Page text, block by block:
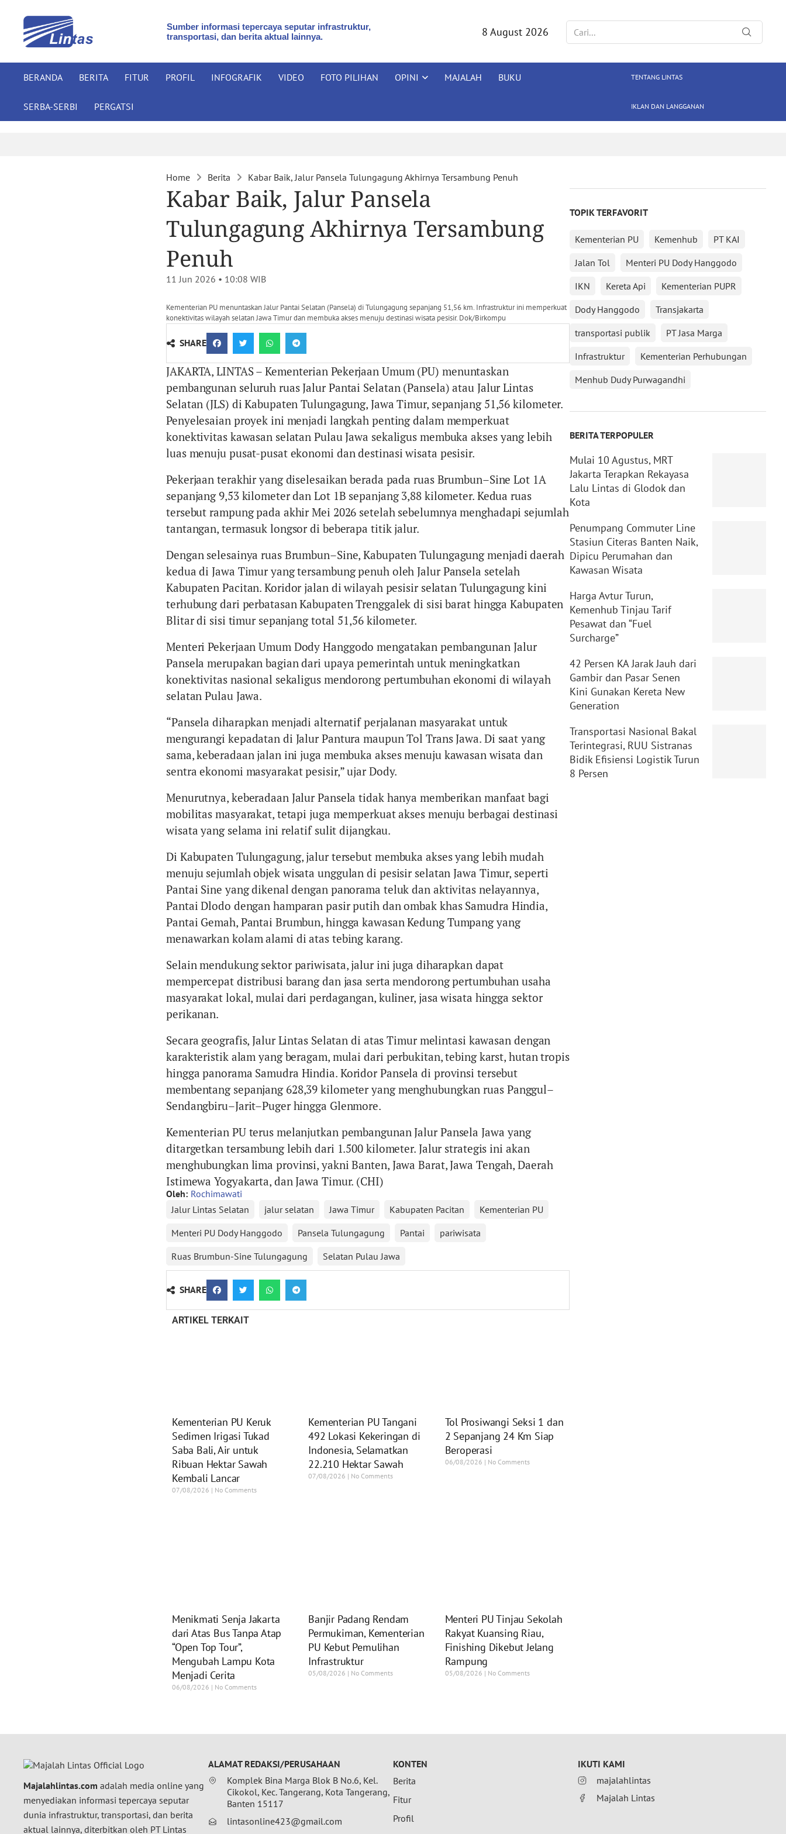
Sumber informasi tepercaya seputar infrastruktur,
transportasi, dan berita aktual lainnya.
8 August 2026
BERANDA BERITA FITUR PROFIL INFOGRAFIK VIDEO FOTO PILIHAN OPINI MAJALAH BUKU
SERBA-SERBI PERGATSI
TENTANG LINTAS
IKLAN DAN LANGGANAN
Home Berita Kabar Baik, Jalur Pansela Tulungagung Akhirnya Tersambung Penuh
Kabar Baik, Jalur Pansela
Tulungagung Akhirnya Tersambung
Penuh
11 Jun 2026 • 10:08 WIB
Kementerian PU menuntaskan Jalur Pantai Selatan (Pansela) di Tulungagung sepanjang 51,56 km. Infrastruktur ini memperkuat
konektivitas wilayah selatan Jawa Timur dan membuka akses menuju destinasi wisata pesisir. Dok/Birkompu
SHARE
JAKARTA, LINTAS – Kementerian Pekerjaan Umum (PU) menuntaskan
pembangunan seluruh ruas Jalur Pantai Selatan (Pansela) atau Jalur Lintas
Selatan (JLS) di Kabupaten Tulungagung, Jawa Timur, sepanjang 51,56 kilometer.
Penyelesaian proyek ini menjadi langkah penting dalam memperkuat
konektivitas kawasan selatan Pulau Jawa sekaligus membuka akses yang lebih
luas menuju pusat-pusat ekonomi dan destinasi wisata pesisir.
Pekerjaan terakhir yang diselesaikan berada pada ruas Brumbun–Sine Lot 1A
sepanjang 9,53 kilometer dan Lot 1B sepanjang 3,88 kilometer. Kedua ruas
tersebut rampung pada akhir Mei 2026 setelah sebelumnya menghadapi sejumlah
tantangan, termasuk longsor di beberapa titik jalur.
Dengan selesainya ruas Brumbun–Sine, Kabupaten Tulungagung menjadi daerah
kedua di Jawa Timur yang tersambung penuh oleh Jalur Pansela setelah
Kabupaten Pacitan. Koridor jalan di wilayah pesisir selatan Tulungagung kini
terhubung dari perbatasan Kabupaten Trenggalek di sisi barat hingga Kabupaten
Blitar di sisi timur sepanjang total 51,56 kilometer.
Menteri Pekerjaan Umum Dody Hanggodo mengatakan pembangunan Jalur
Pansela merupakan bagian dari upaya pemerintah untuk meningkatkan
konektivitas nasional sekaligus mendorong pertumbuhan ekonomi di wilayah
selatan Pulau Jawa.
“Pansela diharapkan menjadi alternatif perjalanan masyarakat untuk
mengurangi kepadatan di Jalur Pantura maupun Tol Trans Jawa. Di saat yang
sama, keberadaan jalan ini juga membuka akses menuju kawasan wisata dan
sentra ekonomi masyarakat pesisir,” ujar Dody.
Menurutnya, keberadaan Jalur Pansela tidak hanya memberikan manfaat bagi
mobilitas masyarakat, tetapi juga memperkuat akses menuju berbagai destinasi
wisata yang selama ini relatif sulit dijangkau.
Di Kabupaten Tulungagung, jalur tersebut membuka akses yang lebih mudah
menuju sejumlah objek wisata unggulan di pesisir selatan Jawa Timur, seperti
Pantai Sine yang dikenal dengan panorama teluk dan aktivitas nelayannya,
Pantai Dlodo dengan hamparan pasir putih dan ombak khas Samudra Hindia,
Pantai Gemah, Pantai Brumbun, hingga kawasan Kedung Tumpang yang
menawarkan kolam alami di atas tebing karang.
Selain mendukung sektor pariwisata, jalur ini juga diharapkan dapat
mempercepat distribusi barang dan jasa serta mendorong pertumbuhan usaha
masyarakat lokal, mulai dari perdagangan, kuliner, jasa wisata hingga sektor
perikanan.
Secara geografis, Jalur Lintas Selatan di atas Timur melintasi kawasan dengan
karakteristik alam yang beragam, mulai dari perbukitan, tebing karst, hutan tropis
hingga panorama Samudra Hindia. Koridor Pansela di provinsi tersebut
membentang sepanjang 628,39 kilometer yang menghubungkan ruas Panggul–
Sendangbiru–Jarit–Puger hingga Glenmore.
Kementerian PU terus melanjutkan pembangunan Jalur Pansela Jawa yang
ditargetkan tersambung lebih dari 1.500 kilometer. Jalur strategis ini akan
menghubungkan lima provinsi, yakni Banten, Jawa Barat, Jawa Tengah, Daerah
Istimewa Yogyakarta, dan Jawa Timur. (CHI)
Oleh: Rochimawati
Jalur Lintas Selatan
jalur selatan Jawa Timur Kabupaten Pacitan
Kementerian PU
Menteri PU Dody Hanggodo
Pansela Tulungagung Pantai
pariwisata
Ruas Brumbun-Sine Tulungagung
Selatan Pulau Jawa
SHARE
ARTIKEL TERKAIT
Kementerian PU Keruk
Sedimen Irigasi Tukad
Saba Bali, Air untuk
Ribuan Hektar Sawah
Kembali Lancar
07/08/2026 No Comments
Kementerian PU Tangani
492 Lokasi Kekeringan di
Indonesia, Selamatkan
22.210 Hektar Sawah
07/08/2026 No Comments
Tol Prosiwangi Seksi 1 dan
2 Sepanjang 24 Km Siap
Beroperasi
06/08/2026 No Comments
Menikmati Senja Jakarta
dari Atas Bus Tanpa Atap
“Open Top Tour”,
Mengubah Lampu Kota
Menjadi Cerita
06/08/2026 No Comments
Banjir Padang Rendam
Permukiman, Kementerian
PU Kebut Pemulihan
Infrastruktur
05/08/2026 No Comments
Menteri PU Tinjau Sekolah
Rakyat Kuansing Riau,
Finishing Dikebut Jelang
Rampung
05/08/2026 No Comments
TOPIK TERFAVORIT
Kementerian PU Kemenhub
PT KAI
Jalan Tol
Menteri PU Dody Hanggodo
IKN
Kereta Api
Kementerian PUPR
Dody Hanggodo
Transjakarta
transportasi publik
PT Jasa Marga
Infrastruktur
Kementerian Perhubungan
Menhub Dudy Purwagandhi
BERITA TERPOPULER
Mulai 10 Agustus, MRT
Jakarta Terapkan Rekayasa
Lalu Lintas di Glodok dan
Kota
Penumpang Commuter Line
Stasiun Citeras Banten Naik,
Dipicu Perumahan dan
Kawasan Wisata
Harga Avtur Turun,
Kemenhub Tinjau Tarif
Pesawat dan “Fuel
Surcharge”
42 Persen KA Jarak Jauh dari
Gambir dan Pasar Senen
Kini Gunakan Kereta New
Generation
Transportasi Nasional Bakal
Terintegrasi, RUU Sistranas
Bidik Efisiensi Logistik Turun
8 Persen
Majalahlintas.com adalah media online yang
menyediakan informasi tepercaya seputar
dunia infrastruktur, transportasi, dan berita
aktual lainnya, diterbitkan oleh PT Lintas
ALAMAT REDAKSI/PERUSAHAAN
Komplek Bina Marga Blok B No.6, Kel.
Cikokol, Kec. Tangerang, Kota Tangerang,
Banten 15117
lintasonline423@gmail.com
KONTEN
Berita
Fitur
Profil
IKUTI KAMI
majalahlintas
Majalah Lintas